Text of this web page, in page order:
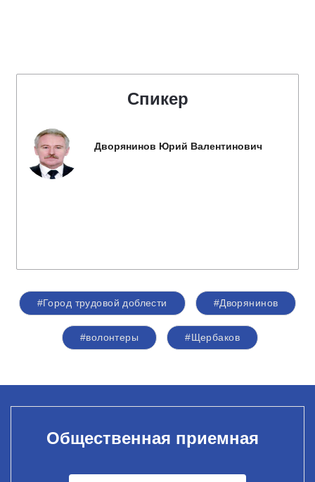
Спикер
Дворянинов Юрий Валентинович
#Город трудовой доблести #Дворянинов
#волонтеры #Щербаков
Общественная приемная